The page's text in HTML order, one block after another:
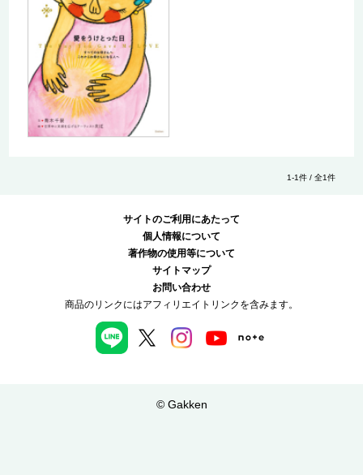
1-1件 / 全1件
サイトのご利用にあたって
個人情報について
著作物の使用等について
サイトマップ
お問い合わせ
商品のリンクにはアフィリエイトリンクを含みます。
© Gakken